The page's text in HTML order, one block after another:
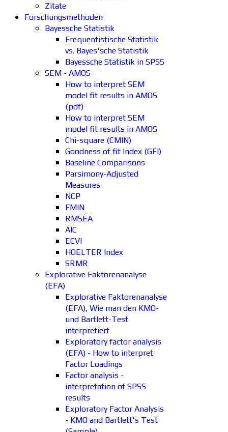
Zitate
Forschungsmethoden
Bayessche Statistik
Frequentistische Statistik
vs. Bayes'sche Statistik
Bayessche Statistik in SPSS
SEM - AMOS
How to interpret SEM
model fit results in AMOS
(pdf)
How to interpret SEM
model fit results in AMOS
Chi-square (CMIN)
Goodness of fit Index (GFI)
Baseline Comparisons
Parsimony-Adjusted
Measures
NCP
FMIN
RMSEA
AIC
ECVI
HOELTER Index
SRMR
Explorative Faktorenanalyse
(EFA)
Explorative Faktorenanalyse
(EFA), Wie man den KMO-
und Bartlett-Test
interpretiert
Exploratory factor analysis
(EFA) - How to interpret
Factor Loadings
Factor analysis -
interpretation of SPSS
results
Exploratory Factor Analysis
- KMO and Bartlett's Test